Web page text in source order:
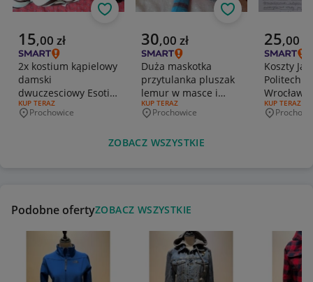
Aktualna cena
15,00 zł
2x kostium kąpielowy
damski
dwuczesciowy Esotiq
S/m i Saurian 36
RODZAJ OFERTY:
KUP TERAZ
Miejscowość
Prochowice
Obserwuj
Aktualna cena
30,00 zł
Duża maskotka
przytulanka pluszak
lemur w masce i
pelerynce
RODZAJ OFERTY:
KUP TERAZ
Miejscowość
Prochowice
Obserwuj
Aktualna
25,00
Koszty
RODZAJ
KUP TERAZ
ZOBACZ WSZYSTKIE
Podobne ofertyZOBACZ WSZYSTKIE